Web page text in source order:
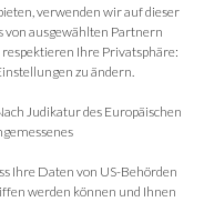
verwenden wir auf dieser
von ausgewählten Partnern
Ihre Privatsphäre:
zu ändern.
Judikatur des Europäischen
Ihre Daten von US-Behörden
werden können und Ihnen